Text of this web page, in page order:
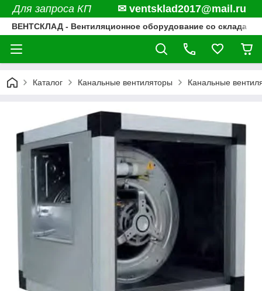
Для запроса КП ✉ ventsklad2017@mail.ru
ВЕНТСКЛАД - Вентиляционное оборудование со склада
Каталог Канальные вентиляторы Канальные